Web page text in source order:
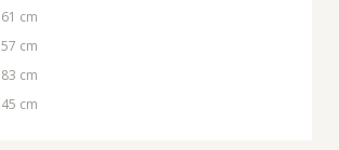
61 cm
57 cm
83 cm
45 cm